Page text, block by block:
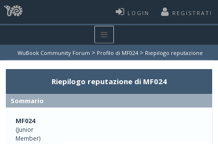
LOGIN REGISTRATI
WuBook Community Forum > Profilo di MF024 > Riepilogo reputazione
Riepilogo reputazione di MF024
Sommario
MF024
(Junior
Member)